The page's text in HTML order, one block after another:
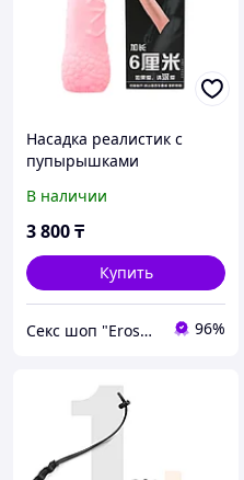
Насадка реалистик с
пупырышками
В наличии
3 800₸
Купить
Секс шоп "Eroshop.kz" в Алматы 96%